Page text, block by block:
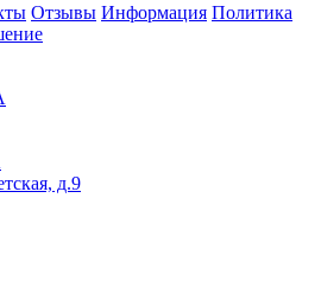
Отзывы Информация Политика
д.9